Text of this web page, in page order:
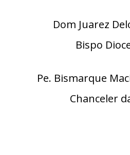
Dom Juarez
Bispo
Pe. Bismarque
Chanceler